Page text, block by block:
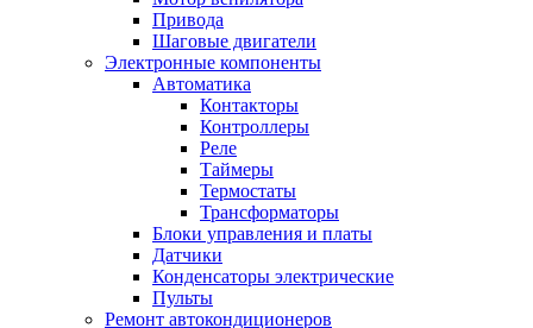
Привода
Шаговые двигатели
Электронные компоненты
Автоматика
Контакторы
Контроллеры
Реле
Таймеры
Термостаты
Трансформаторы
Блоки управления и платы
Датчики
Конденсаторы электрические
Пульты
Ремонт автокондиционеров